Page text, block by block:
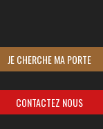
JE CHERCHE MA PORTE
CONTACTEZ NOUS